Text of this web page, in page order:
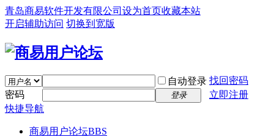
青岛商易软件开发有限公司 设为首页收藏本站
开启辅助访问 切换到宽版
自动登录 找回密码
密码
登录
立即注册
快捷导航
商易用户论坛BBS